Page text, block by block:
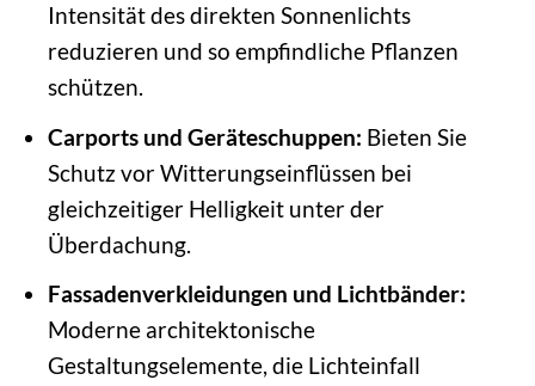
Intensität des direkten Sonnenlichts
reduzieren und so empfindliche Pflanzen
schützen.
Carports und Geräteschuppen: Bieten Sie
Schutz vor Witterungseinflüssen bei
gleichzeitiger Helligkeit unter der
Überdachung.
Fassadenverkleidungen und Lichtbänder:
Moderne architektonische
Gestaltungselemente, die Lichteinfall